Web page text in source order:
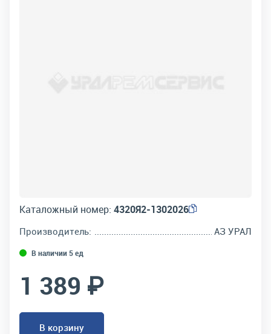
Каталожный номер: 4320Я2-1302026
Производитель: АЗ УРАЛ
В наличии 5 ед
1 389 ₽
В корзину